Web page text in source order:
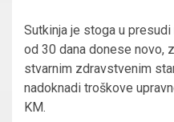
Sutkinja je stoga u
od 30 dana donese novo,
stvarnim zdravstvenim
nadoknadi troškove
KM.